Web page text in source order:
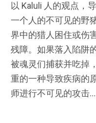
以 Kaluli 人的观点，
一个人的不可见的野
界中的猎人困住或伤
残障。如果落入陷阱
被魂灵们捕获并吃掉
重的一种导致疾病的
师进行不可见的攻击